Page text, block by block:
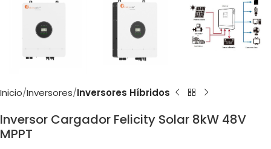
Inicio Inversores Inversores Híbridos
Inversor Cargador Felicity Solar 8kW 48V
MPPT